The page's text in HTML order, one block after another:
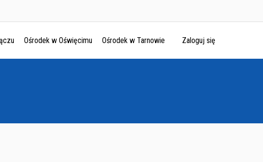
Ośrodek w Oświęcimu Ośrodek w Tarnowie Zaloguj się